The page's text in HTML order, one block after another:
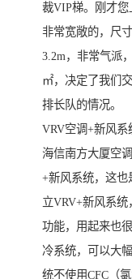
裁VIP梯。刚才
非常宽敞的，尺
3.2m，非常气派
㎡，决定了我们
排长队的情况。
VRV空调+新风系
海信南方大厦空
+新风系统，这也
立VRV+新风系
功能，用起来也
冷系统，可以大
统不使用CFC（